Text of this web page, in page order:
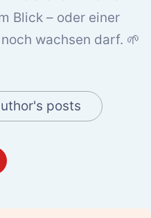
Blick – oder einer
wachsen darf. 🌱
posts